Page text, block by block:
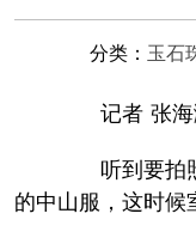
分类： 玉石
记者 张海
听到要拍照
的中山服，这时候